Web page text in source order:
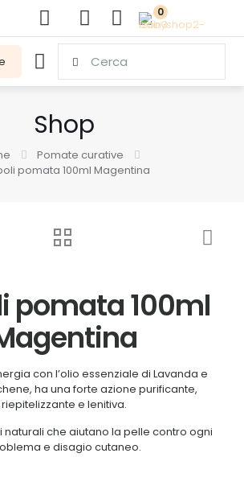
0
Shop
Pomate curative
pomata 100ml Magentina
pomata 100ml
con l’olio essenziale di Lavanda e
ha una forte azione purificante,
riepitelizzante e lenitiva.
naturali che aiutano la pelle contro ogni
e disagio cutaneo.